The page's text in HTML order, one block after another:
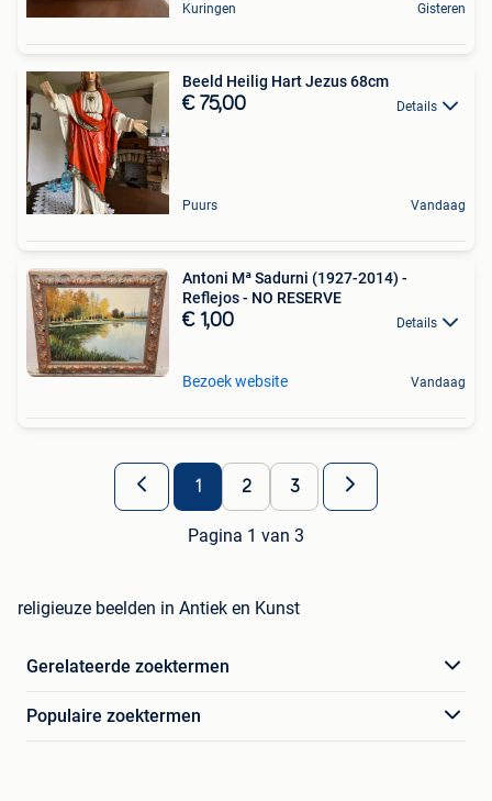
Kuringen Gisteren
Beeld Heilig Hart Jezus 68cm
€ 75,00 Details
Puurs Vandaag
Antoni Mª Sadurni (1927-2014) -
Reflejos - NO RESERVE
€ 1,00 Details
Bezoek website Vandaag
1 2 3
Pagina 1 van 3
religieuze beelden in Antiek en Kunst
Gerelateerde zoektermen
Populaire zoektermen